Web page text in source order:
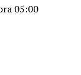
05:00